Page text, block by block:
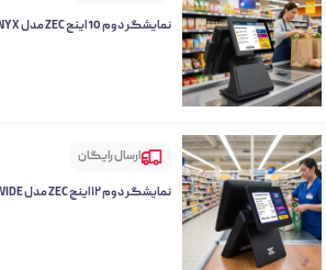
نمایشگر دوم 10 اینچ ZEC مدل ONYX
ارسال رایگان
نمایشگر دوم ۱۲ اینچ ZEC مدل MAC WIDE